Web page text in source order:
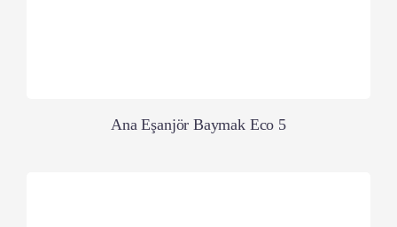
Ana Eşanjör Baymak Eco 5